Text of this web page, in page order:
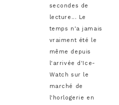
secondes de
lecture... Le
temps n'a jamais
vraiment été le
même depuis
l'arrivée d'Ice-
Watch sur le
marché de
l'horlogerie en